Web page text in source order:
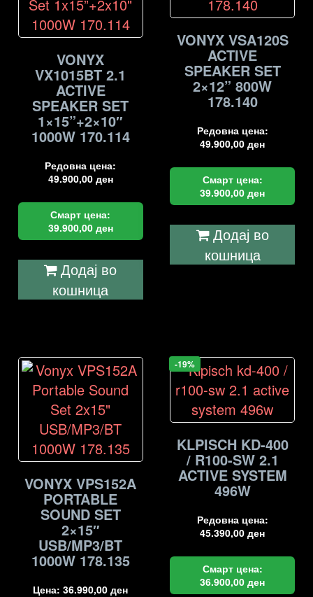
VONYX
VX1015BT 2.1
ACTIVE
SPEAKER SET
1×15”+2×10″
1000W 170.114
Редовна цена:
49.900,00 ден
Смарт цена:
39.900,00 ден
Додај во
кошница
VONYX VSA120S
ACTIVE
SPEAKER SET
2×12” 800W
178.140
Редовна цена:
49.900,00ден
Смарт цена:
39.900,00ден
Додај во
кошница
VONYX VPS152A
PORTABLE
SOUND SET
2×15″
USB/MP3/BT
1000W 178.135
Цена:36.990,00ден
-19%
KLPISCH KD-400
/ R100-SW 2.1
ACTIVE SYSTEM
496W
Редовна цена:
45.390,00ден
Смарт цена:
36.900,00ден